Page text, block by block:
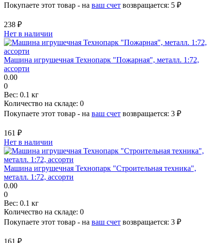
Покупаете этот товар - на ваш счет возвращается: 5 ₽
238 ₽
Нет в наличии
Машина игрушечная Технопарк "Пожарная", металл. 1:72,
ассорти
0.00
0
Вес: 0.1 кг
Количество на складе: 0
Покупаете этот товар - на ваш счет возвращается: 3 ₽
161 ₽
Нет в наличии
Машина игрушечная Технопарк "Строительная техника",
металл. 1:72, ассорти
0.00
0
Вес: 0.1 кг
Количество на складе: 0
Покупаете этот товар - на ваш счет возвращается: 3 ₽
161 ₽